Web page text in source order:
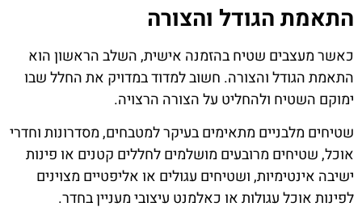
התאמת הגודל והצורה
כאשר מעצבים שטיח בהזמנה אישית, השלב הראשון הוא
התאמת הגודל והצורה. חשוב למדוד במדויק את החלל שבו
ימוקם השטיח ולהחליט על הצורה הרצויה.
שטיחים מלבניים מתאימים בעיקר למטבחים, מסדרונות וחדרי
אוכל, שטיחים מרובעים מושלמים לחללים קטנים או פינות
ישיבה אינטימיות, ושטיחים עגולים או אליפטיים מצוינים
לפינות אוכל עגולות או כאלמנט עיצובי מעניין בחדר.